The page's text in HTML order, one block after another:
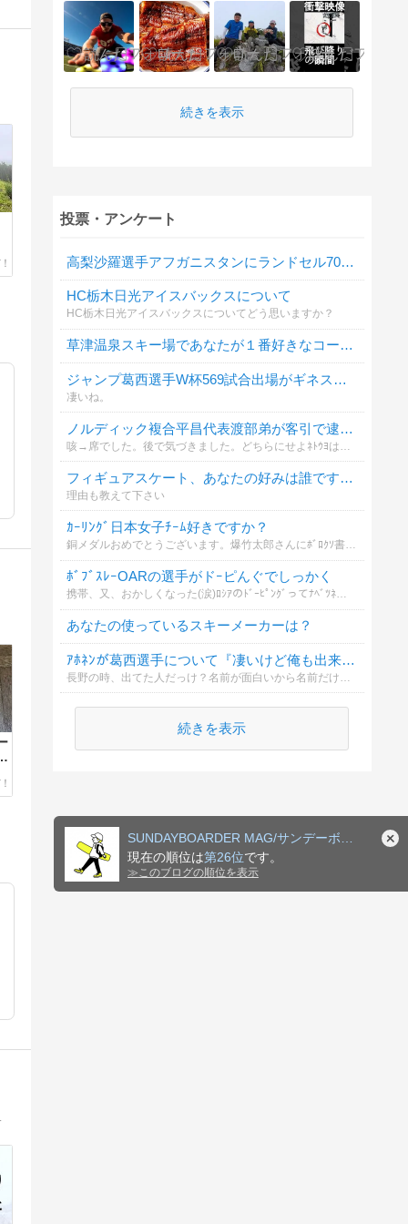
SUNDAYBOARDER MAG/サンデーボーダーマグ
現在の順位は第26位です。
≫ このブログの順位を表示
続きを表示
投票・アンケート
高梨沙羅選手アフガニスタンにランドセル7000個
HC栃木日光アイスバックスについて
HC栃木日光アイスバックスについてどう思いますか？
草津温泉スキー場であなたが１番好きなコースまたはゲレンデは？
ジャンプ葛西選手W杯569試合出場がギネス認定
凄いね。
ノルディック複合平昌代表渡部弟が客引で逮捕？
フィギュアスケート、あなたの好みは誰ですか？
理由も教えて下さい
ｶｰﾘﾝｸﾞ日本女子ﾁｰﾑ好きですか？
銅メダルおめでとうございます。爆竹太郎さんにﾎﾞﾛｸｿ書かれてましたけど選手団をｱｲﾄﾞﾙみたいに扱い、おやつﾀｲﾑをTVで映して笑いにしてるﾏｽｺﾐのせーで誤解されてて可哀想だったけどおめでとーござ
ﾎﾞﾌﾞｽﾚｰOARの選手がドｰピんぐでしっかく
携帯、又、おかしくなった(涙)ﾛｼｱのﾄﾞｰﾋﾟﾝｸﾞってﾅﾍﾞﾂﾈの裏金に似てるような気がする。
あなたの使っているスキーメーカーは？
ｱﾎﾈﾝが葛西選手について『凄いけど俺も出来る』とｺﾒﾝﾄしたそうですが
続きを表示